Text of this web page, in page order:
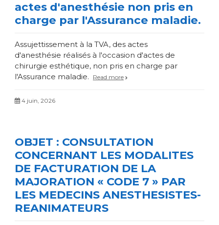
actes d'anesthésie non pris en
charge par l'Assurance maladie.
Assujettissement à la TVA, des actes
d'anesthésie réalisés à l'occasion d'actes de
chirurgie esthétique, non pris en charge par
l'Assurance maladie.
Read more
4 juin, 2026
OBJET : CONSULTATION
CONCERNANT LES MODALITES
DE FACTURATION DE LA
MAJORATION « CODE 7 » PAR
LES MEDECINS ANESTHESISTES-
REANIMATEURS